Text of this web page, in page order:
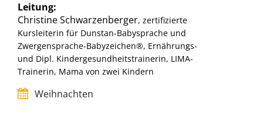
Leitung:
Christine Schwarzenberger, zertifizierte
Kursleiterin für Dunstan-Babysprache und
Zwergensprache-Babyzeichen®, Ernährungs-
und Dipl. Kindergesundheitstrainerin, LIMA-
Trainerin, Mama von zwei Kindern
Weihnachten